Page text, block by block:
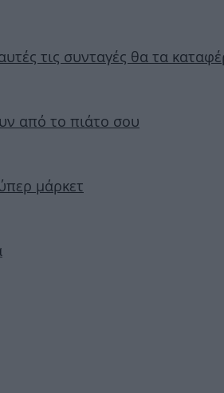
τις συνταγές θα τα
από το πιάτο σου
μάρκετ